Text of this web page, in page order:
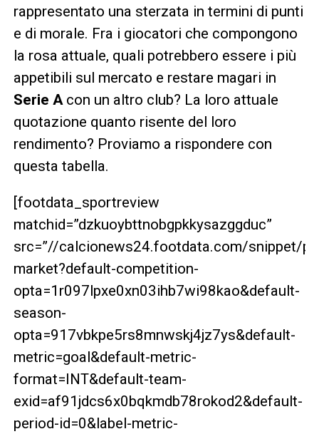
rappresentato una sterzata in termini di punti
e di morale. Fra i giocatori che compongono
la rosa attuale, quali potrebbero essere i più
appetibili sul mercato e restare magari in
Serie A con un altro club? La loro attuale
quotazione quanto risente del loro
rendimento? Proviamo a rispondere con
questa tabella.
[footdata_sportreview
matchid=”dzkuoybttnobgpkkysazggduc”
src=”//calcionews24.footdata.com/snippet/
market?default-competition-
opta=1r097lpxe0xn03ihb7wi98kao&default-
season-
opta=917vbkpe5rs8mnwskj4jz7ys&default-
metric=goal&default-metric-
format=INT&default-team-
exid=af91jdcs6x0bqkmdb78rokod2&default-
period-id=0&label-metric-